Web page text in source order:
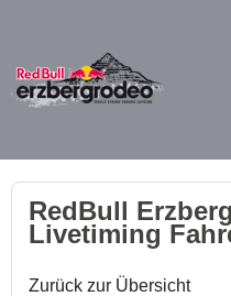
RedBull
Livetiming
Zurück zur Übersicht